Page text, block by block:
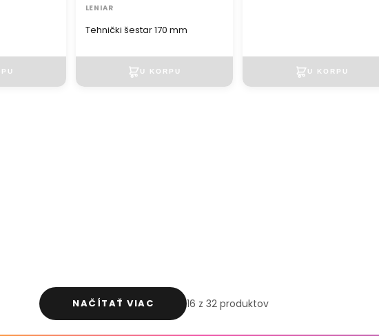
Tehnički šestar 170 mm
LENIAR
NAČÍTAŤ VIAC 16 z 32 produktov